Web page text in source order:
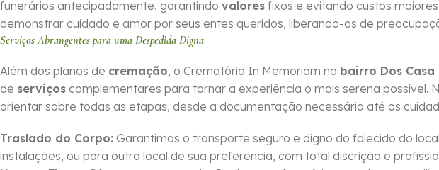
funerários antecipadamente, garantindo valores fixos e evitando custos
demonstrar cuidado e amor por seus entes queridos, liberando-os de
Serviços Abrangentes para uma Despedida Digna
Além dos planos de cremação, o Crematório In Memoriam no bairro Dos Casa
de serviços complementares para tornar a experiência o mais serena possível.
orientar sobre todas as etapas, desde a documentação necessária até os
Traslado do Corpo: Garantimos o transporte seguro e digno do falecido do
instalações, ou para outro local de sua preferência, com total discrição e